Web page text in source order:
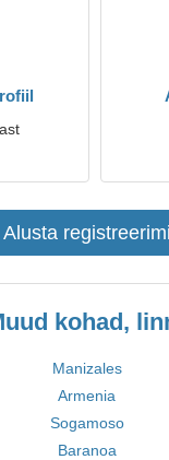
Alusta
kohad,
Manizales
Armenia
Sogamoso
Baranoa